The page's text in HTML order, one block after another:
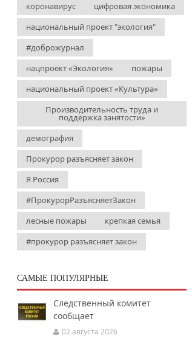
коронавирус
цифровая экономика
национальный проект "экология"
#доброжурнал
нацпроект «Экология»
пожары
национальный проект «Культура»
Производительность труда и
поддержка занятости»
демография
Прокурор разъясняет закон
Я Россия
#ПрокурорРазъясняетЗакон
лесные пожары
крепкая семья
#прокурор разъясняет закон
САМЫЕ ПОПУЛЯРНЫЕ
Следственный комитет
сообщает
02 августа 2026